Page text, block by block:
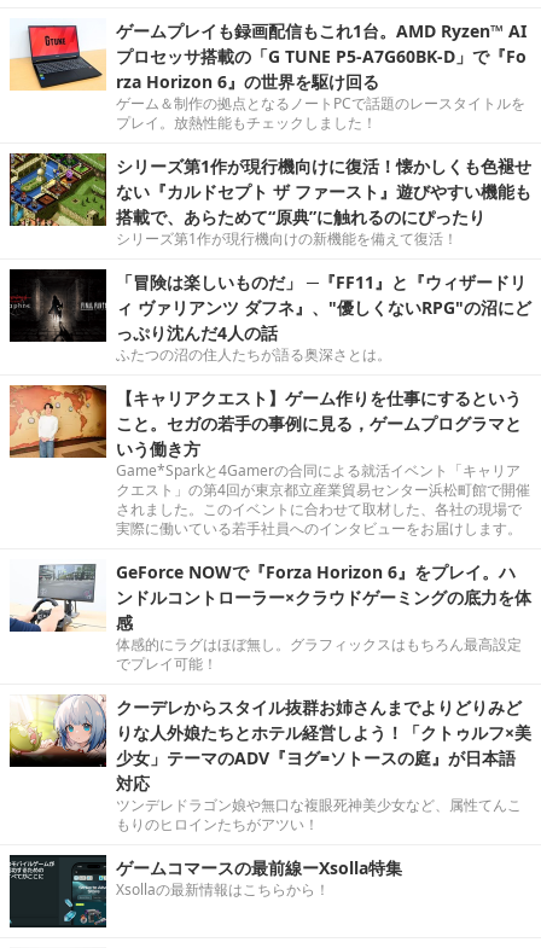
ゲームプレイも録画配信もこれ1台。AMD Ryzen™ AI
プロセッサ搭載の「G TUNE P5-A7G60BK-D」で『Fo
rza Horizon 6』の世界を駆け回る
ゲーム＆制作の拠点となるノートPCで話題のレースタイトルを
プレイ。放熱性能もチェックしました！
シリーズ第1作が現行機向けに復活！懐かしくも色褪せ
ない『カルドセプト ザ ファースト』遊びやすい機能も
搭載で、あらためて“原典”に触れるのにぴったり
シリーズ第1作が現行機向けの新機能を備えて復活！
「冒険は楽しいものだ」 ─『FF11』と『ウィザードリ
ィ ヴァリアンツ ダフネ』、"優しくないRPG"の沼にど
っぷり沈んだ4人の話
ふたつの沼の住人たちが語る奥深さとは。
【キャリアクエスト】ゲーム作りを仕事にするという
こと。セガの若手の事例に見る，ゲームプログラマと
いう働き方
Game*Sparkと4Gamerの合同による就活イベント「キャリア
クエスト」の第4回が東京都立産業貿易センター浜松町館で開催
されました。このイベントに合わせて取材した、各社の現場で
実際に働いている若手社員へのインタビューをお届けします。
GeForce NOWで『Forza Horizon 6』をプレイ。ハ
ンドルコントローラー×クラウドゲーミングの底力を体
感
体感的にラグはほぼ無し。グラフィックスはもちろん最高設定
でプレイ可能！
クーデレからスタイル抜群お姉さんまでよりどりみど
りな人外娘たちとホテル経営しよう！「クトゥルフ×美
少女」テーマのADV『ヨグ=ソトースの庭』が日本語
対応
ツンデレドラゴン娘や無口な複眼死神美少女など、属性てんこ
もりのヒロインたちがアツい！
ゲームコマースの最前線ーXsolla特集
Xsollaの最新情報はこちらから！